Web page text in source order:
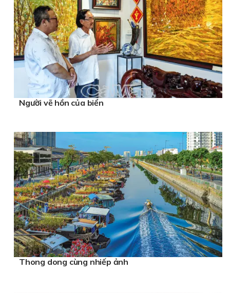
Người vẽ hồn của biển
Thong dong cùng nhiếp ảnh